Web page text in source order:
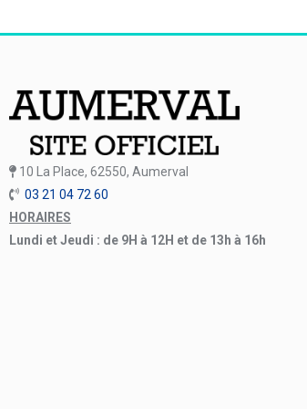
10 La Place, 62550, Aumerval
03 21 04 72 60
HORAIRES
Lundi et Jeudi : de 9H à 12H et de 13h à 16h